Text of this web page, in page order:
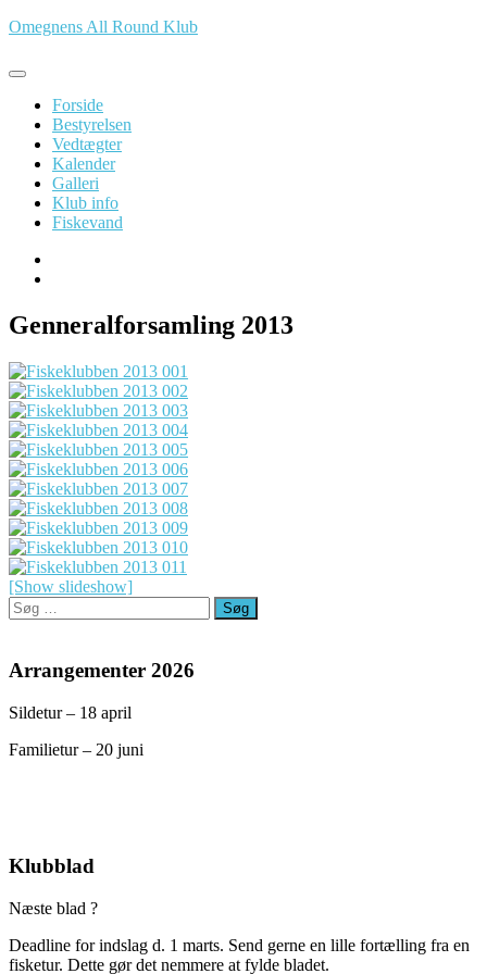
Spring
Omegnens All Round Klub
Forside
Bestyrelsen
Vedtægter
Kalender
Galleri
Klub info
Fiskevand
Genneralforsamling 2013
[Show slideshow]
Søg
efter:
Arrangementer 2026
Sildetur – 18 april
Familietur – 20 juni
Klubblad
Næste blad ?
Deadline for indslag d. 1 marts. Send gerne en lille fortælling fra en
fisketur. Dette gør det nemmere at fylde bladet.